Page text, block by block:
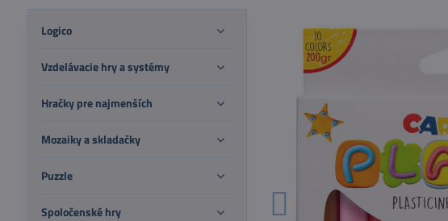
Logico
Vzdelávacie hry a systémy
Hračky pre najmenších
Mozaiky a skladačky
Puzzle
Spoločenské hry